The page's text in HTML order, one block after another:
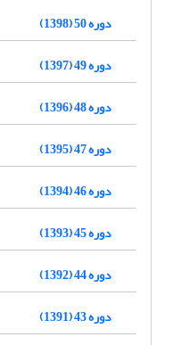
دوره 50 (1398)
دوره 49 (1397)
دوره 48 (1396)
دوره 47 (1395)
دوره 46 (1394)
دوره 45 (1393)
دوره 44 (1392)
دوره 43 (1391)